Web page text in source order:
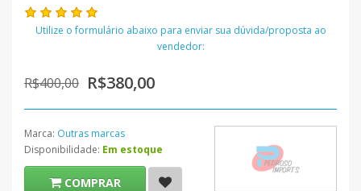
Utilize o formulário abaixo para enviar sua dúvida/proposta ao
vendedor:
R$400,00 R$380,00
Marca: Outras marcas
Disponibilidade: Em estoque
COMPRAR